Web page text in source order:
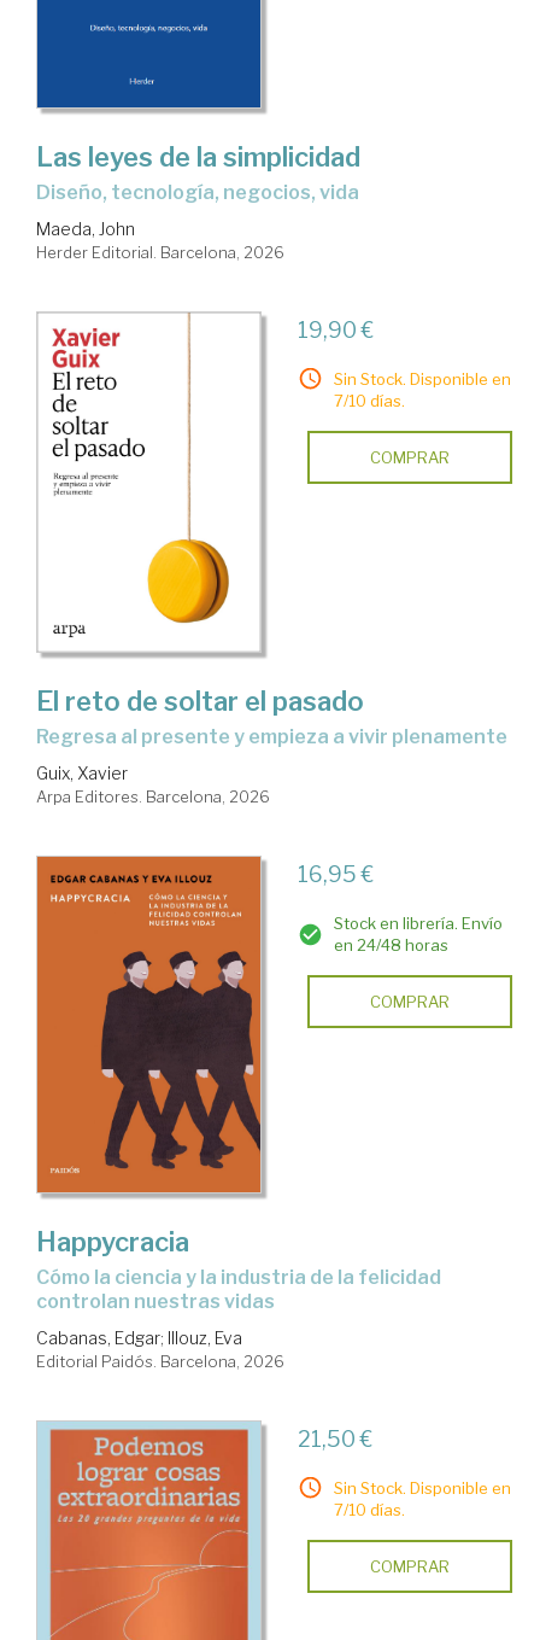
Las leyes de la simplicidad
Diseño, tecnología, negocios, vida
Maeda, John
Herder Editorial. Barcelona, 2026
19,90 €
Sin Stock. Disponible en
7/10 días.
COMPRAR
El reto de soltar el pasado
Regresa al presente y empieza a vivir plenamente
Guix, Xavier
Arpa Editores. Barcelona, 2026
16,95 €
Stock en librería. Envío
en 24/48 horas
COMPRAR
Happycracia
Cómo la ciencia y la industria de la felicidad
controlan nuestras vidas
Cabanas, Edgar; Illouz, Eva
Editorial Paidós. Barcelona, 2026
21,50 €
Sin Stock. Disponible en
7/10 días.
COMPRAR